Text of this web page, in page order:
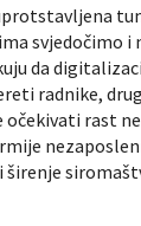
svjedočimo i
da
radnike,
očekivati rast
širenje